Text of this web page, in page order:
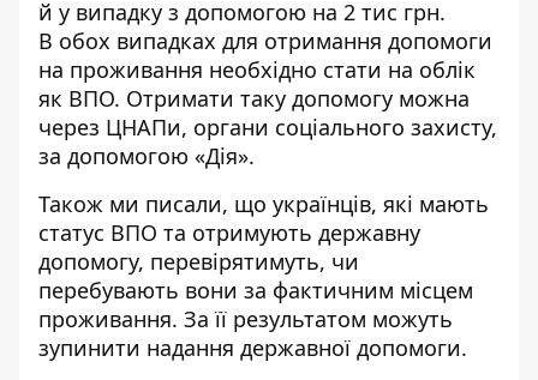
й у випадку з допомогою на 2 тис грн.
В обох випадках для отримання допомоги
на проживання необхідно стати на облік
як ВПО. Отримати таку допомогу можна
через ЦНАПи, органи соціального захисту,
за допомогою «Дія».
Також ми писали, що українців, які мають
статус ВПО та отримують державну
допомогу, перевірятимуть, чи
перебувають вони за фактичним місцем
проживання. За її результатом можуть
зупинити надання державної допомоги.